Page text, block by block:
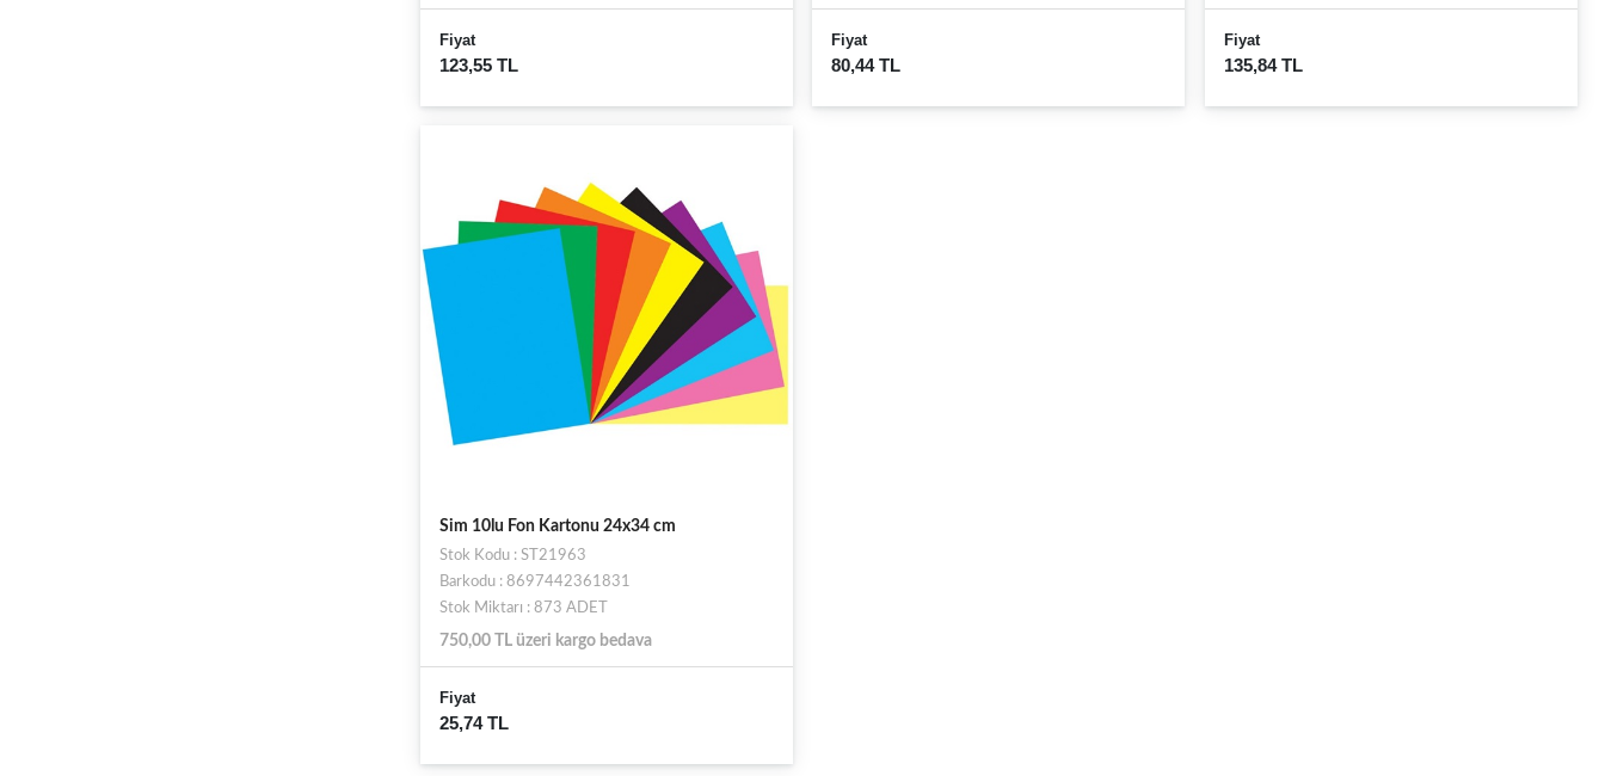
Fiyat
123,55 TL
Fiyat
80,44 TL
Fiyat
135,84 TL
Sim 10lu Fon Kartonu 24x34 cm
Stok Kodu : ST21963
Barkodu : 8697442361831
Stok Miktarı : 873 ADET
750,00 TL üzeri kargo bedava
Fiyat
25,74 TL